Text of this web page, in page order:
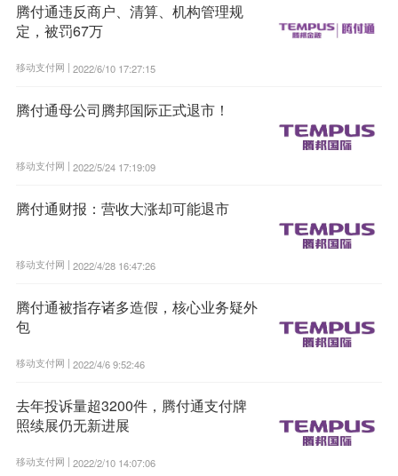
腾付通违反商户、清算、机构管理规
定，被罚67万
移动支付网 | 2022/6/10 17:27:15
腾付通母公司腾邦国际正式退市！
移动支付网 | 2022/5/24 17:19:09
腾付通财报：营收大涨却可能退市
移动支付网 | 2022/4/28 16:47:26
腾付通被指存诸多造假，核心业务疑外
包
移动支付网 | 2022/4/6 9:52:46
去年投诉量超3200件，腾付通支付牌
照续展仍无新进展
移动支付网 | 2022/2/10 14:07:06